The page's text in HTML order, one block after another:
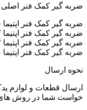
ضربه گیر کمک فنر
ضربه گیر کمک فنر اپتیما
ضربه گیر کمک فنر اپتیما TF
ضربه گیر کمک فنر اپتیما JF
ضربه گیر کمک فنر
نحوه ارسال
ارسال قطعات و لوازم
خواست شما در روش های